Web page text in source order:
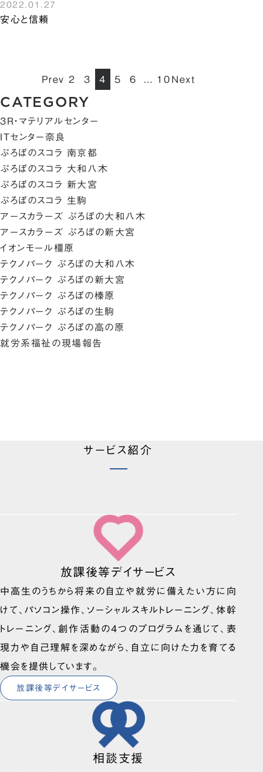
CATEGORY
3R・マテリアルセンター
ITセンター奈良
ぷろぼのスコラ 南京都
ぷろぼのスコラ 大和八木
ぷろぼのスコラ 新大宮
ぷろぼのスコラ 生駒
アースカラーズ ぷろぼの大和八木
アースカラーズ ぷろぼの新大宮
イオンモール橿原
テクノパーク ぷろぼの大和八木
テクノパーク ぷろぼの新大宮
テクノパーク ぷろぼの榛原
テクノパーク ぷろぼの生駒
テクノパーク ぷろぼの高の原
就労系福祉の現場報告
2022.01.27
安心と信頼
Prev 2 3 4 5 6 10 Next
サービス紹介
放課後等デイサービス
中高生のうちから将来の自立や就労に備えたい方に向
けて、パソコン操作、ソーシャルスキルトレーニング、体幹
トレーニング、創作活動の4つのプログラムを通じて、表
現力や自己理解を深めながら、自立に向けた力を育てる
機会を提供しています。
放課後等デイサービス
相談支援